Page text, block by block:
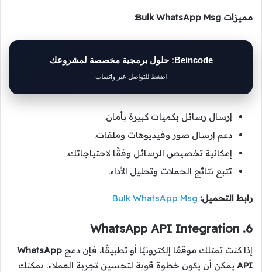
مميزات Bulk WhatsApp Msg:
Beincode: حلول برمجية مخصصة لمشروعك
اضغط للتواصل عبر واتساب
إرسال رسائل بكميات كبيرة بأمان.
دعم إرسال صور وفيديوهات وملفات.
إمكانية تخصيص الرسائل وفقًا لاحتياجاتك.
تتبع نتائج الحملات وتحليل الأداء.
رابط التحميل: Bulk WhatsApp Msg
6. WhatsApp API Integration
إذا كنت تمتلك موقعًا إلكترونيًا أو تطبيقًا، فإن دمج WhatsApp
API يمكن أن يكون خطوة قوية لتحسين تجربة العملاء. يمكنك